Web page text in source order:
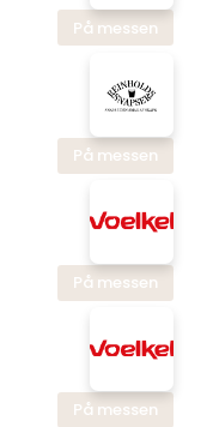
På messen
På messen
På messen
På messen